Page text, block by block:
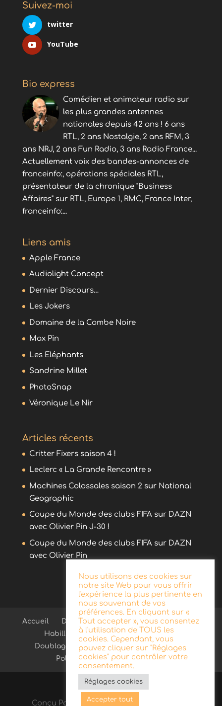
Suivez-moi
twitter
YouTube
Bio express
Comédien et animateur radio sur
les plus grandes antennes
nationales depuis 42 ans ! 6 ans
RTL, 2 ans Nostalgie, 2 ans RFM, 3
ans NRJ, 2 ans Fun Radio, 3 ans Radio France...
Actuellement voix des bandes-annonces de
franceinfo:, opérations spéciales RTL,
présentateur de la chronique "Business
Affaires" sur RTL, Europe 1, RMC, France Inter,
franceinfo:...
Liens amis
Apple France
Audiolight Concept
Dernier Discours…
Les Jokers
Domaine de la Combe Noire
Max Pin
Les Eléphants
Sandrine Millet
PhotoSnap
Véronique Le Nir
Articles récents
Critter Fixers saison 4 !
Leclerc « La Grande Rencontre »
Machines Colossales saison 2 sur National
Geographic
Coupe du Monde des clubs FIFA sur DAZN
avec Olivier Pin J-30 !
Coupe du Monde des clubs FIFA sur DAZN
avec Olivier Pin
Accueil Démo Blog Radio
Publicité
Habillage d’antenne
Télévision
Doublage
Documentaire
Contact
Politique de confidentialité
Conçu Par Elegant Themes
Nous utilisons des cookies sur
notre site Web pour vous offrir
l'expérience la plus pertinente en
nous souvenant de vos
préférences. En cliquant sur «
Tout accepter », vous consentez
à l'utilisation de TOUS les
cookies. Cependant, vous
pouvez cliquer sur "Réglages
cookies" pour contrôler votre
consentement.
Réglages cookies
Accepter tout